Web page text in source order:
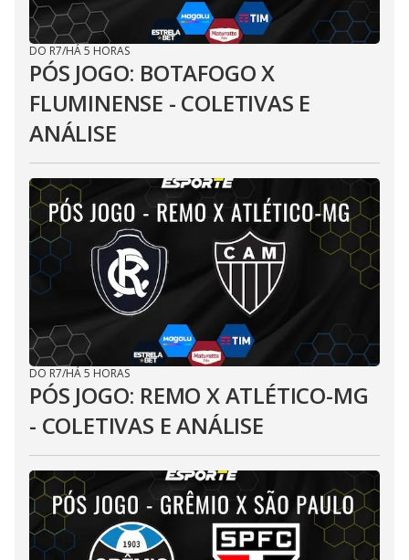
DO R7/HÁ 5 HORAS
PÓS JOGO: BOTAFOGO X
FLUMINENSE - COLETIVAS E
ANÁLISE
DO R7/HÁ 5 HORAS
PÓS JOGO: REMO X ATLÉTICO-MG
- COLETIVAS E ANÁLISE